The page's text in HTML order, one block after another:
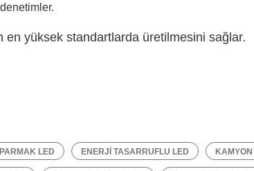
en yüksek standartlarda üretilmesini sağlar.
LED ENERJI TASARRUFLU LED